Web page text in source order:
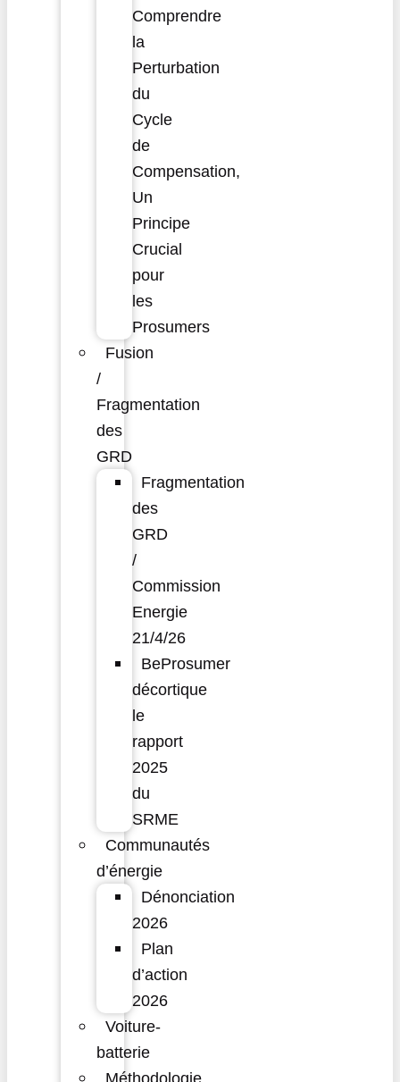
Comprendre
la
Perturbation
du
Cycle
de
Compensation,
Un
Principe
Crucial
pour
les
Prosumers
Fusion
/
Fragmentation
des
GRD
Fragmentation
des
GRD
/
Commission
Energie
21/4/26
BeProsumer
décortique
le
rapport
2025
du
SRME
Communautés
d’énergie
Dénonciation
2026
Plan
d’action
2026
Voiture-
batterie
Méthodologie